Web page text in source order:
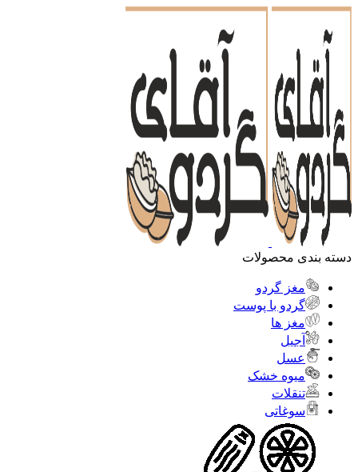
دسته بندی محصولات
مغز گردو
گردو با پوست
مغز ها
آجیل
عسل
میوه خشک
تنقلات
سوغاتی